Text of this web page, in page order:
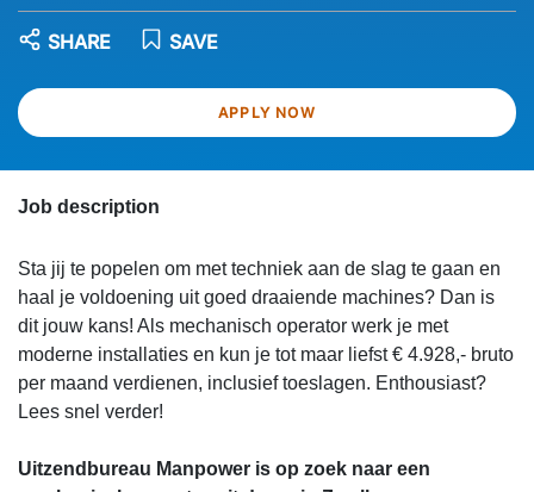
APPLY NOW
SAVE
SHARE
Job description
Sta jij te popelen om met techniek aan de slag te gaan en
haal je voldoening uit goed draaiende machines? Dan is
dit jouw kans! Als mechanisch operator werk je met
moderne installaties en kun je tot maar liefst € 4.928,- bruto
per maand verdienen, inclusief toeslagen. Enthousiast?
Lees snel verder!
Uitzendbureau Manpower is op zoek naar een